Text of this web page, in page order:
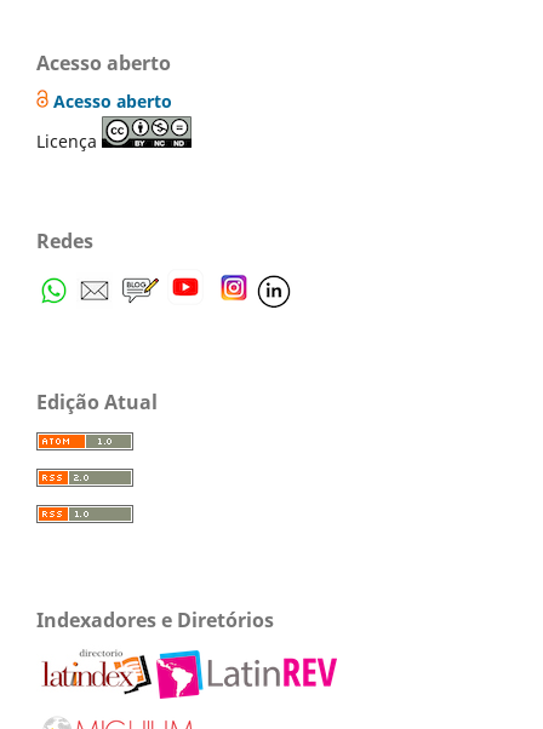
Acesso aberto
Acesso aberto
Licença
Redes
Edição Atual
Indexadores e Diretórios